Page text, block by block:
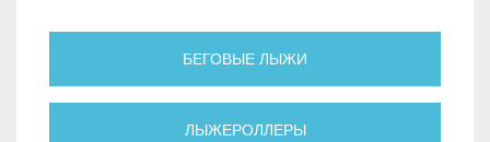
БЕГОВЫЕ ЛЫЖИ
ЛЫЖЕРОЛЛЕРЫ